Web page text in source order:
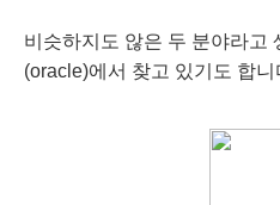
비슷하지도 않은 두 분야라고
(oracle)에서 찾고 있기도 합니